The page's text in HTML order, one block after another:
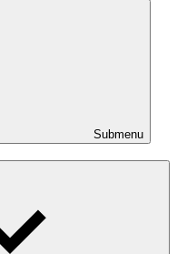
Submenu